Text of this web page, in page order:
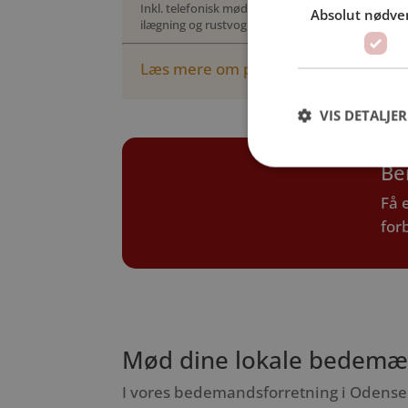
Inkl. telefonisk møde, kiste, urne, honorar,
ilægning og rustvognskørsel (op til 10 km)
Læs mere om priser her
Få
Mød dine lokale
I vores bedemandsforretning i
Absolut
VIS DETALJER